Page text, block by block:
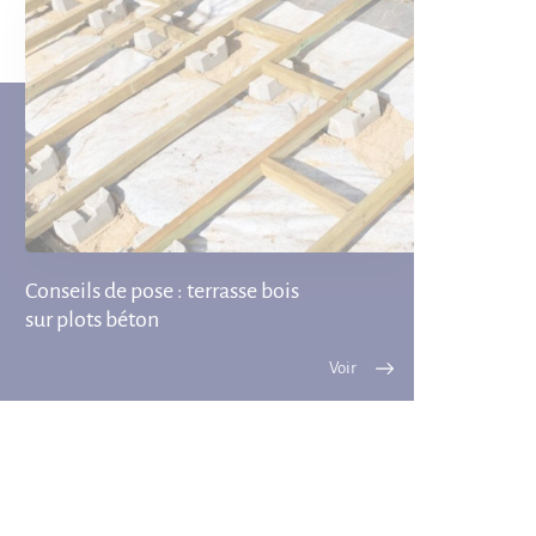
Conseils de pose : terrasse bois
sur plots béton